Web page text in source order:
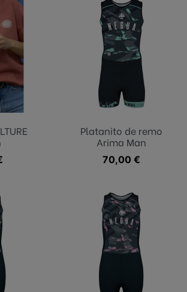
Platanito de remo
Arima Man
Precio
70,00 €